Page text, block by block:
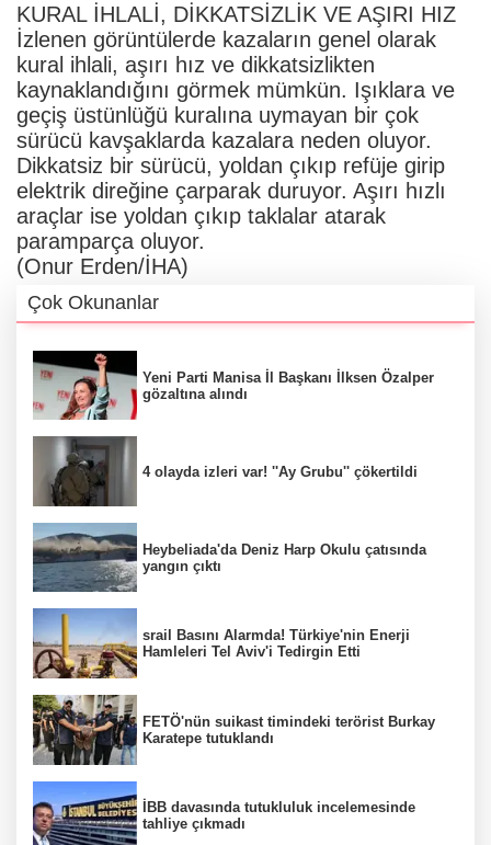
KURAL İHLALİ, DİKKATSİZLİK VE AŞIRI HIZ
İzlenen görüntülerde kazaların genel olarak
kural ihlali, aşırı hız ve dikkatsizlikten
kaynaklandığını görmek mümkün. Işıklara ve
geçiş üstünlüğü kuralına uymayan bir çok
sürücü kavşaklarda kazalara neden oluyor.
Dikkatsiz bir sürücü, yoldan çıkıp refüje girip
elektrik direğine çarparak duruyor. Aşırı hızlı
araçlar ise yoldan çıkıp taklalar atarak
paramparça oluyor.
(Onur Erden/İHA)
Çok Okunanlar
Yeni Parti Manisa İl Başkanı İlksen Özalper
gözaltına alındı
4 olayda izleri var! ''Ay Grubu'' çökertildi
Heybeliada'da Deniz Harp Okulu çatısında
yangın çıktı
srail Basını Alarmda! Türkiye'nin Enerji
Hamleleri Tel Aviv'i Tedirgin Etti
FETÖ'nün suikast timindeki terörist Burkay
Karatepe tutuklandı
İBB davasında tutukluluk incelemesinde
tahliye çıkmadı